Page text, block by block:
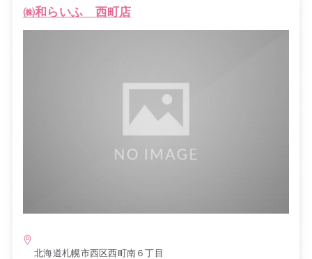
㈱和らいふ 西町店
北海道札幌市西区西町南６丁目